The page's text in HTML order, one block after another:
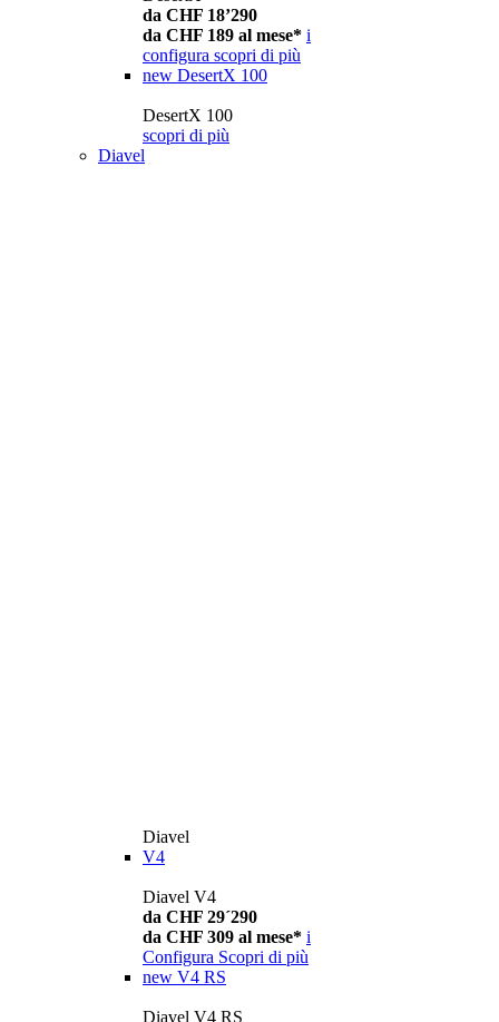
da CHF 18’290
da CHF 189 al mese* i
configura scopri di più
new DesertX 100
DesertX 100
scopri di più
Diavel
Diavel
V4
Diavel V4
da CHF 29´290
da CHF 309 al mese* i
Configura Scopri di più
new V4 RS
Diavel V4 RS